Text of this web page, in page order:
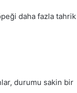
daha fazla tahrik
durumu sakin bir